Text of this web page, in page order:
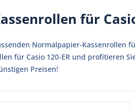
für
Normalpapier-Kassenrollen
für Casio 120-ER und profitieren
Preisen!